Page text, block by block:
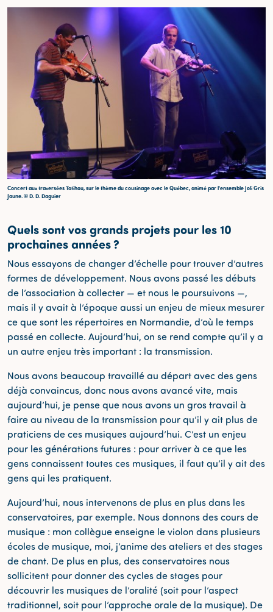
Concert aux traversées Tatihou, sur le thème du cousinage avec le Québec, animé par l'ensemble Joli Gris
Jaune. © D. D. Daguier
Quels sont vos grands projets pour les 10
prochaines années ?
Nous essayons de changer d’échelle pour trouver d’autres
formes de développement. Nous avons passé les débuts
de l’association à collecter — et nous le poursuivons —,
mais il y avait à l’époque aussi un enjeu de mieux mesurer
ce que sont les répertoires en Normandie, d’où le temps
passé en collecte. Aujourd’hui, on se rend compte qu’il y a
un autre enjeu très important : la transmission.
Nous avons beaucoup travaillé au départ avec des gens
déjà convaincus, donc nous avons avancé vite, mais
aujourd’hui, je pense que nous avons un gros travail à
faire au niveau de la transmission pour qu’il y ait plus de
praticiens de ces musiques aujourd’hui. C’est un enjeu
pour les générations futures : pour arriver à ce que les
gens connaissent toutes ces musiques, il faut qu’il y ait des
gens qui les pratiquent.
Aujourd’hui, nous intervenons de plus en plus dans les
conservatoires, par exemple. Nous donnons des cours de
musique : mon collègue enseigne le violon dans plusieurs
écoles de musique, moi, j’anime des ateliers et des stages
de chant. De plus en plus, des conservatoires nous
sollicitent pour donner des cycles de stages pour
découvrir les musiques de l’oralité (soit pour l’aspect
traditionnel, soit pour l’approche orale de la musique). De